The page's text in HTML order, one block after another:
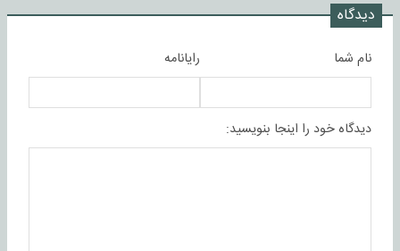
دیدگاه
نام شما رایانامه
دیدگاه خود را اینجا بنویسید: